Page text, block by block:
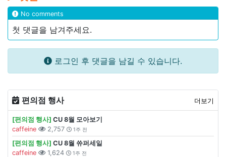
No comments
첫 댓글을 남겨주세요.
로그인 후 댓글을 남길 수 있습니다.
편의점 행사 더보기
[편의점 행사] CU 8월 모아보기
caffeine
2,757 1주 전
[편의점 행사] CU 8월 쓔퍼세일
caffeine
1,624 1주 전